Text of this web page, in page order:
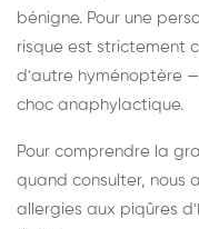
bénigne. Pour une
risque est strictement
d'autre hyménoptère
choc anaphylactique.
Pour comprendre la
quand consulter, nous
allergies aux piqûres